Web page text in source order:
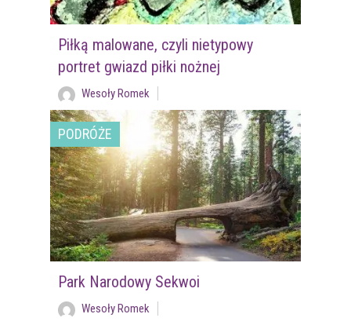
Piłką malowane, czyli nietypowy
portret gwiazd piłki nożnej
Wesoły Romek
PODRÓŻE
Park Narodowy Sekwoi
Wesoły Romek